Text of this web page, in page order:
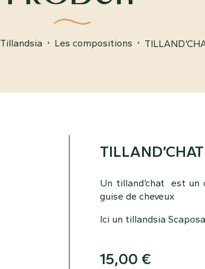
Tillandsia Les compositions
Un tilland’chat est un
guise de cheveux
Ici un tillandsia Scaposa
15,00 €